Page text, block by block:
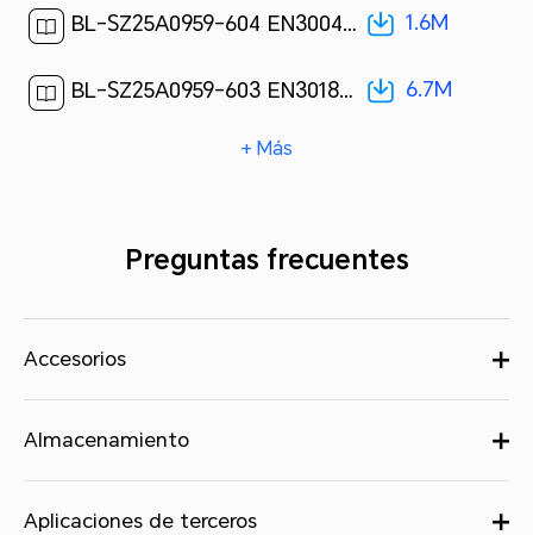
BL-SZ25A0959-604 EN300440 WLAN 5.8G test report[ 1.6M ] 1.6M
BL-SZ25A0959-603 EN301893 WLAN 5G test report[ 6.7M ] 6.7M
+ Más
Preguntas frecuentes
Accesorios
Almacenamiento
Aplicaciones de terceros